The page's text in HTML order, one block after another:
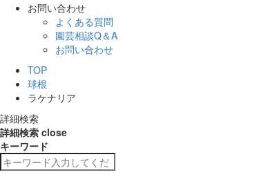
お問い合わせ
よくある質問
園芸相談Q＆A
お問い合わせ
TOP
球根
ラケナリア
詳細検索
詳細検索 close
キーワード